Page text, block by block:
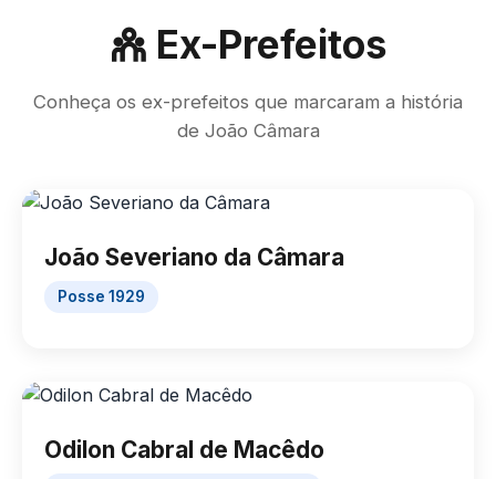
Ex-Prefeitos
Conheça os ex-prefeitos que marcaram a história
de João Câmara
João Severiano da Câmara
Posse 1929
Odilon Cabral de Macêdo